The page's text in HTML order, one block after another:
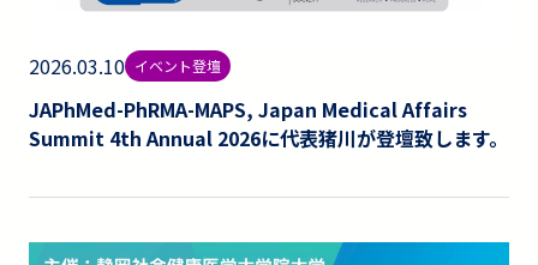
2026.03.10 イベント登壇
JAPhMed-PhRMA-MAPS, Japan Medical Affairs
Summit 4th Annual 2026に代表猪川が登壇致します。